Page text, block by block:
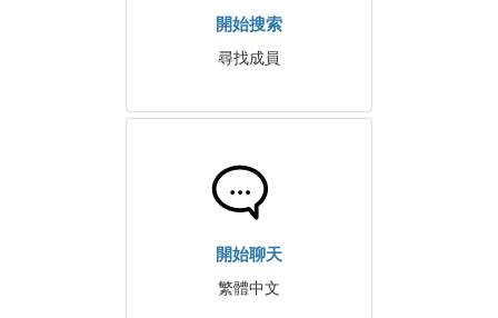
開始搜索
尋找成員
開始聊天
繁體中文